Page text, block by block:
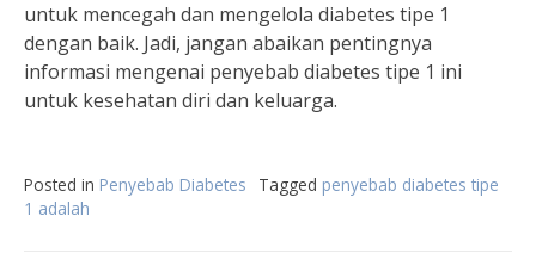
untuk mencegah dan mengelola diabetes tipe 1
dengan baik. Jadi, jangan abaikan pentingnya
informasi mengenai penyebab diabetes tipe 1 ini
untuk kesehatan diri dan keluarga.
Posted in Penyebab Diabetes Tagged penyebab diabetes tipe
1 adalah